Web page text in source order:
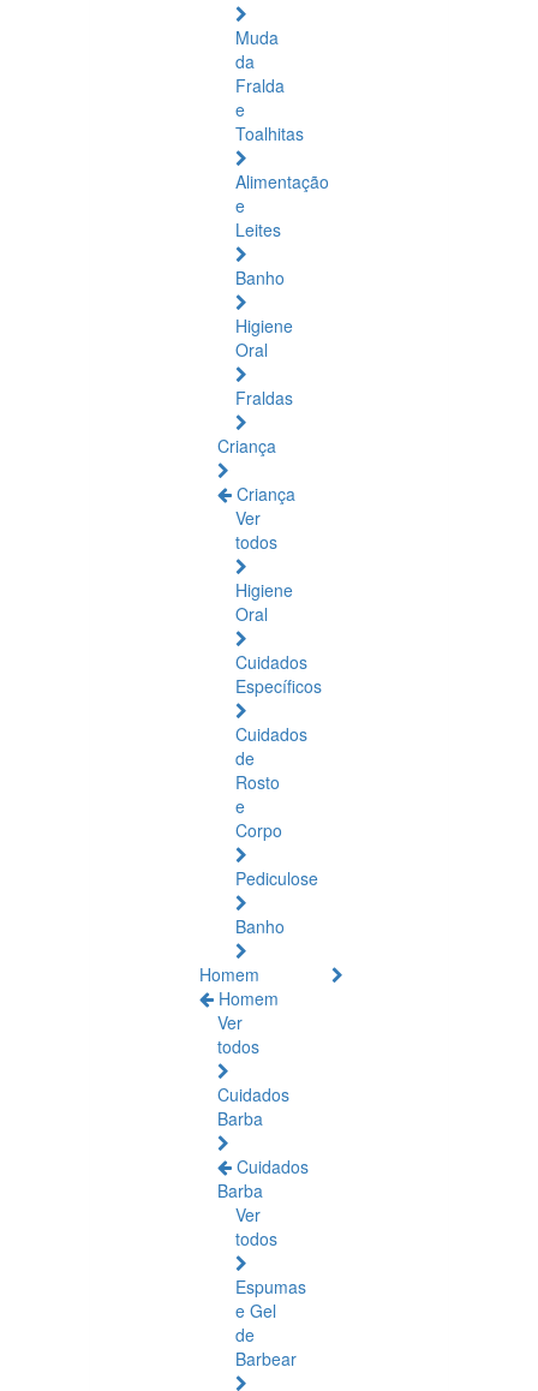
Muda
da
Fralda
e
Toalhitas
Alimentação
e
Leites
Banho
Higiene
Oral
Fraldas
Criança
Criança
Ver
todos
Higiene
Oral
Cuidados
Específicos
Cuidados
de
Rosto
e
Corpo
Pediculose
Banho
Homem
Homem
Ver
todos
Cuidados
Barba
Cuidados
Barba
Ver
todos
Espumas
e Gel
de
Barbear